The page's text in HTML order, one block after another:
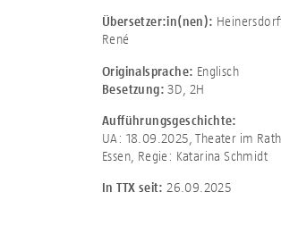
Übersetzer:in(nen):
René
Originalsprache: Englisch
Besetzung: 3D 2H
Aufführungsgeschichte:
UA: 18.09.2025, Theater im
Essen, Regie: Katarina Schmidt
In TTX seit: 26.09.2025